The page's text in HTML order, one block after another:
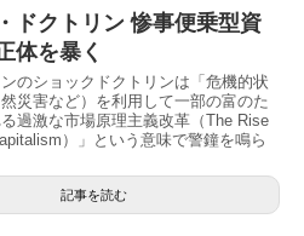
ドクトリン 惨事便乗型資
体を暴く
のショックドクトリンは「危機的状
災害など）を利用して一部の富のた
過激な市場原理主義改革（The Rise
）」という意味で警鐘を鳴ら
記事を読む